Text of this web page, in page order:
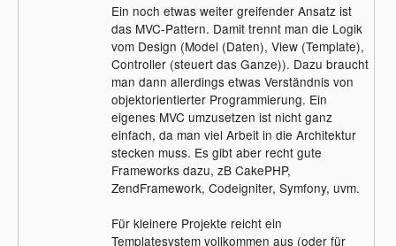
Ein noch etwas weiter greifender Ansatz ist
das MVC-Pattern. Damit trennt man die Logik
vom Design (Model (Daten), View (Template),
Controller (steuert das Ganze)). Dazu braucht
man dann allerdings etwas Verständnis von
objektorientierter Programmierung. Ein
eigenes MVC umzusetzen ist nicht ganz
einfach, da man viel Arbeit in die Architektur
stecken muss. Es gibt aber recht gute
Frameworks dazu, zB CakePHP,
ZendFramework, Codeigniter, Symfony, uvm.
Für kleinere Projekte reicht ein
Templatesystem vollkommen aus (oder für